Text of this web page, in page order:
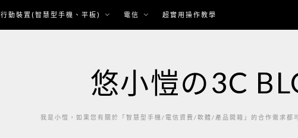
行動裝置(智慧型手機、平板) 電信 超實用操作教學
悠小愷の3C
我是小愷，如果您有關於「智慧型手機/電信資費/軟體/產品開箱」的合作需求